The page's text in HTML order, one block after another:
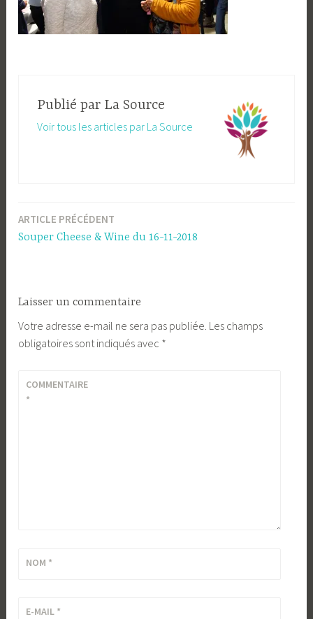
Publié par La Source
Voir tous les articles par La Source
Navigation
ARTICLE PRÉCÉDENT
Souper Cheese & Wine du 16-11-2018
Laisser un commentaire
Votre adresse e-mail ne sera pas publiée. Les champs
obligatoires sont indiqués avec *
COMMENTAIRE
*
NOM *
E-MAIL *